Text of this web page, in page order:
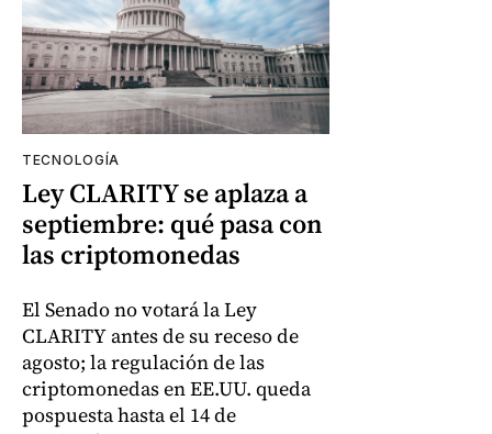
TECNOLOGÍA
Ley CLARITY se aplaza a
septiembre: qué pasa con
las criptomonedas
El Senado no votará la Ley
CLARITY antes de su receso de
agosto; la regulación de las
criptomonedas en EE.UU. queda
pospuesta hasta el 14 de